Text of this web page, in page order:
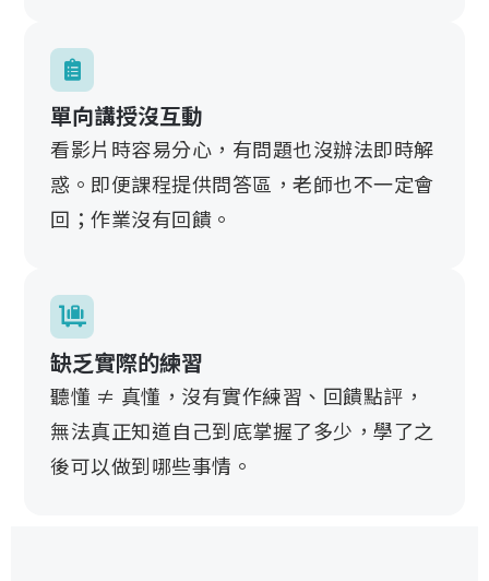
單向講授沒互動
看影片時容易分心，有問題也沒辦法即時解
惑。即便課程提供問答區，老師也不一定會
回；作業沒有回饋。
缺乏實際的練習
聽懂 ≠ 真懂，沒有實作練習、回饋點評，
無法真正知道自己到底掌握了多少，學了之
後可以做到哪些事情。